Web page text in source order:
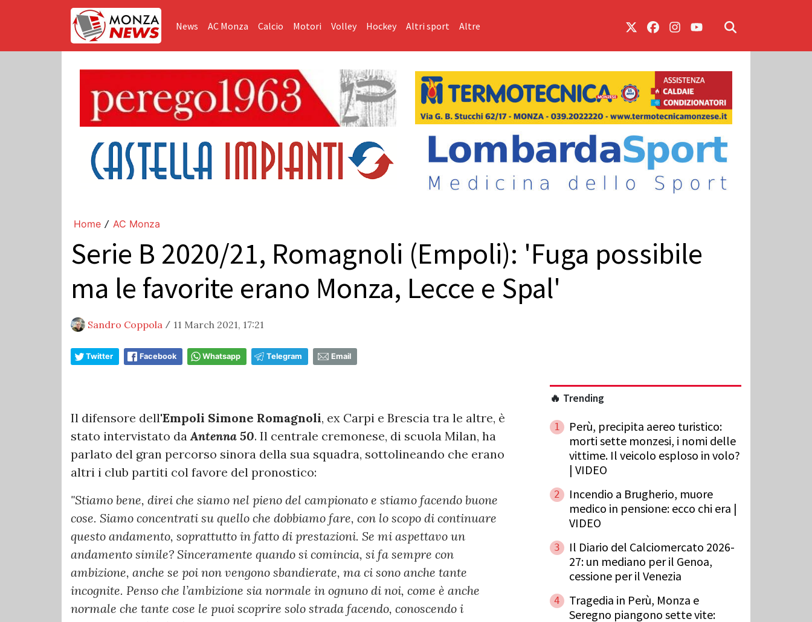
News AC Monza Calcio Motori Volley Hockey Altri sport Altre
Home / AC Monza
Serie B 2020/21, Romagnoli (Empoli): 'Fuga possibile
ma le favorite erano Monza, Lecce e Spal'
Sandro Coppola / 11 March 2021, 17:21
Twitter Facebook Whatsapp Telegram Email
Il difensore dell'Empoli Simone Romagnoli, ex Carpi e Brescia tra le altre, è
stato intervistato da Antenna 50. Il centrale cremonese, di scuola Milan, ha
parlato del gran percorso sinora della sua squadra, sottolineando che erano
altri i club partiti col favore del pronostico:
"Stiamo bene, direi che siamo nel pieno del campionato e stiamo facendo buone
cose. Siamo concentrati su quello che dobbiamo fare, con lo scopo di continuare
questo andamento, soprattutto in fatto di prestazioni. Se mi aspettavo un
andamento simile? Sinceramente quando si comincia, si fa sempre con
ambizione, anche se poi non vengono sbandierate, ma ci sono anche tante
incognite. Penso che l’ambizione sia normale in ognuno di noi, come è anche
normale che tante cose le puoi scoprire solo strada facendo, conoscendo i
🔥 Trending
1
Perù, precipita aereo turistico:
morti sette monzesi, i nomi delle
vittime. Il veicolo esploso in volo?
| VIDEO
2
Incendio a Brugherio, muore
medico in pensione: ecco chi era |
VIDEO
3
Il Diario del Calciomercato 2026-
27: un mediano per il Genoa,
cessione per il Venezia
4
Tragedia in Perù, Monza e
Seregno piangono sette vite: